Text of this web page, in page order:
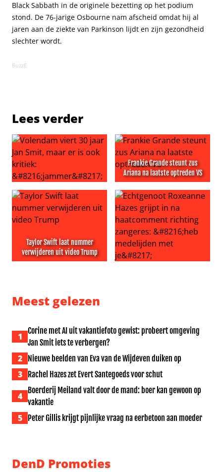
Black Sabbath in de originele bezetting op het podium
stond. De 76-jarige Osbourne nam afscheid omdat hij al
jaren aan de ziekte van Parkinson lijdt en zijn gezondheid
slechter wordt.
BuzzE
Lees verder
Volendam viert 30 jaar Jan Smit, maar er is ook kritiek:
Frankie Grande steunt zus
Ariana na laatste optreden VS
Frankie Grande steunt zus
Taylor Swift laat nummer
verwijderen uit video Trump
Meest gelezen
1
Corine met AI uit vakantiefoto gewist: probeert omgeving
Jan Smit iets te verbergen?
2 Nieuwe beelden van Eva van de Wijdeven duiken op
3 Rachel Hazes zet Evert Santegoeds voor schut
4
Boerderij Meiland valt door de mand: boer kan gewoon op
vakantie
5 Peter Gillis krijgt pijnlijke vraag na eerbetoon aan moeder
DenD Promoties